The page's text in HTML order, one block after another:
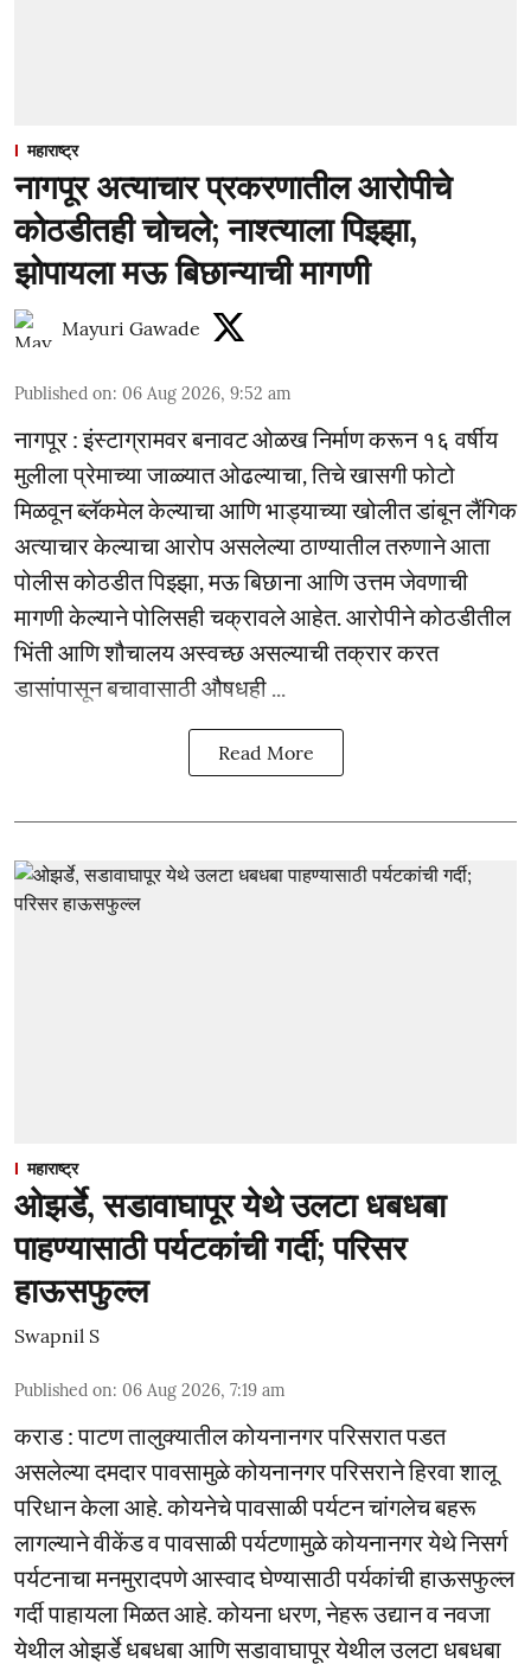
महाराष्ट्र
नागपूर अत्याचार प्रकरणातील आरोपीचे
कोठडीतही चोचले; नाश्त्याला पिझ्झा,
झोपायला मऊ बिछान्याची मागणी
Mayuri Gawade
Published on: 06 Aug 2026, 9:52 am
नागपूर : इंस्टाग्रामवर बनावट ओळख निर्माण करून १६ वर्षीय
मुलीला प्रेमाच्या जाळ्यात ओढल्याचा, तिचे खासगी फोटो
मिळवून ब्लॅकमेल केल्याचा आणि भाड्याच्या खोलीत डांबून लैंगिक
अत्याचार केल्याचा आरोप असलेल्या ठाण्यातील तरुणाने आता
पोलीस कोठडीत पिझ्झा, मऊ बिछाना आणि उत्तम जेवणाची
मागणी केल्याने पोलिसही चक्रावले आहेत. आरोपीने कोठडीतील
भिंती आणि शौचालय अस्वच्छ असल्याची तक्रार करत
डासांपासून बचावासाठी औषधही ...
Read More
महाराष्ट्र
ओझर्डे, सडावाघापूर येथे उलटा धबधबा
पाहण्यासाठी पर्यटकांची गर्दी; परिसर
हाऊसफुल्ल
Swapnil S
Published on: 06 Aug 2026, 7:19 am
कराड : पाटण तालुक्यातील कोयनानगर परिसरात पडत
असलेल्या दमदार पावसामुळे कोयनानगर परिसराने हिरवा शालू
परिधान केला आहे. कोयनेचे पावसाळी पर्यटन चांगलेच बहरू
लागल्याने वीकेंड व पावसाळी पर्यटणामुळे कोयनानगर येथे निसर्ग
पर्यटनाचा मनमुरादपणे आस्वाद घेण्यासाठी पर्यकांची हाऊसफुल्ल
गर्दी पाहायला मिळत आहे. कोयना धरण, नेहरू उद्यान व नवजा
येथील ओझर्डे धबधबा आणि सडावाघापूर येथील उलटा धबधबा